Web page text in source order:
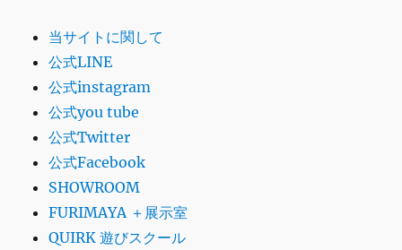
当サイトに関して
公式LINE
公式instagram
公式you tube
公式Twitter
公式Facebook
SHOWROOM
FURIMAYA ＋展示室
QUIRK 遊びスクール